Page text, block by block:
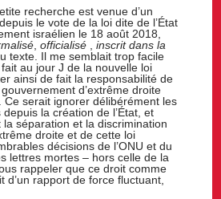
recherche est venue d’un
le vote de la loi dite de l’État
israélien le 18 août 2018,
,officialisé ,inscrit dans la
texte. Il me semblait trop facile
au jour J de la nouvelle loi
ainsi de fait la responsabilité de
d’extrême droite
Ce serait ignorer délibérément les
la création de l’État, et
séparation et la discrimination
droite et de cette loi
décisions de l’ONU et du
lettres mortes – hors celle de la
rappeler que ce droit comme
d’un rapport de force fluctuant,